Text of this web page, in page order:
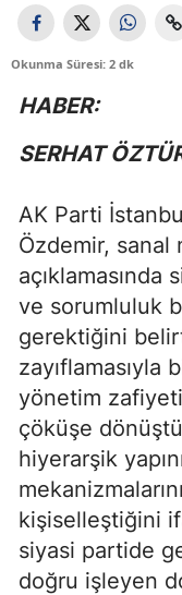
Okunma Süresi: 2 dk
HABER:
SERHAT
AK Parti
Özdemir, sanal
açıklamasında
ve sorumluluk
gerektiğini
zayıflamasıyla
yönetim
çöküşe
hiyerarşik
kişiselleştiğini
siyasi partide
doğru işleyen